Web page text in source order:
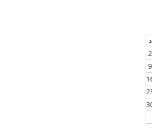
د
2
9